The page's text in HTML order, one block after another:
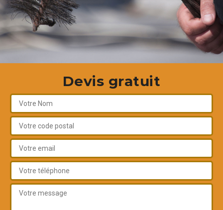
Devis gratuit